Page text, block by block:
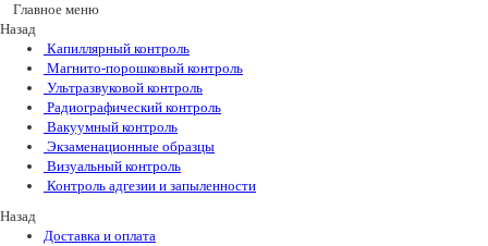
Главное меню
Назад
Капиллярный контроль
Магнито-порошковый контроль
Ультразвуковой контроль
Радиографический контроль
Вакуумный контроль
Экзаменационные образцы
Визуальный контроль
Контроль адгезии и запыленности
Назад
Доставка и оплата